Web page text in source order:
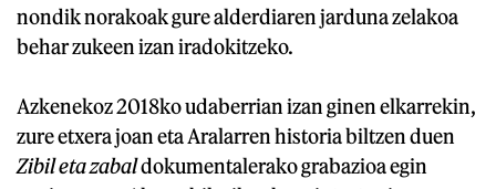
nondik norakoak gure alderdiaren jarduna zelakoa
behar zukeen izan iradokitzeko.
Azkenekoz 2018ko udaberrian izan ginen elkarrekin,
zure etxera joan eta Aralarren historia biltzen duen
Zibil eta zabaldokumentalerako grabazioa egin